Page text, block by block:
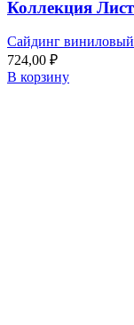
Коллекция
Сайдинг виниловый
724,00 ₽
В корзину